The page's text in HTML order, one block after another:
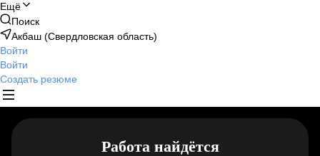
Ещё
Поиск
Акбаш (Свердловская область)
Войти
Войти
Создать резюме
Работа найдётся